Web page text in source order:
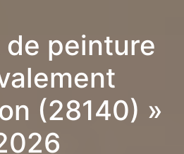
de peinture
(28140) »